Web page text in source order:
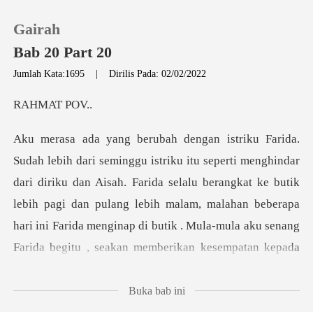
Pengisian Ulang
Riwayat Membaca
Keluar
Gairah
Bab 20 Part 20
Jumlah Kata:1695 |Dirilis Pada: 02/02/2022
AT P
diriku dan Aisah. Farida selalu berangkat ke butik
lebih pagi dan pulang lebih malam, malahan beberapa
hari ini
Buka bab ini